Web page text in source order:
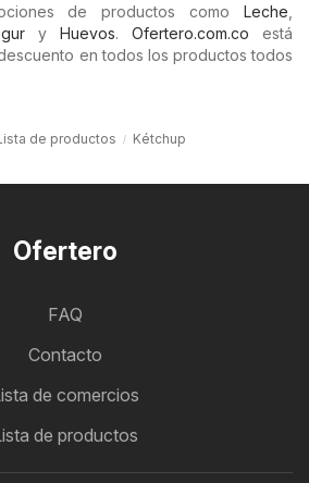
de productos como Leche
y Huevos. Ofertero.com.co está
en todos los productos todos
de productos Kétchup
Ofertero
FAQ
Contacto
de comercios
de productos